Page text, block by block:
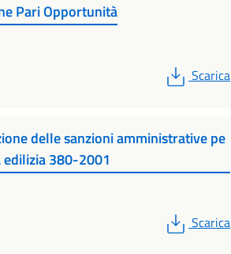
Pari Opportunità
PDF
Scarica
delle sanzioni amministrative pe
380-2001
PDF
Scarica